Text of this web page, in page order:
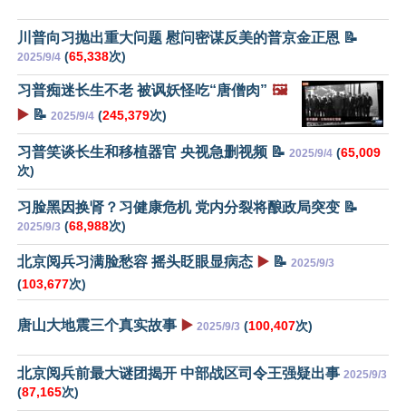
川普向习抛出重大问题 慰问密谋反美的普京金正恩 📝
2025/9/4 (65,338次)
习普痴迷长生不老 被讽妖怪吃“唐僧肉” 🖼️
▶️ 📝 2025/9/4 (245,379次)
习普笑谈长生和移植器官 央视急删视频 📝 2025/9/4 (65,009
次)
习脸黑因换肾？习健康危机 党内分裂将酿政局突变 📝
2025/9/3 (68,988次)
北京阅兵习满脸愁容 摇头眨眼显病态 ▶️ 📝 2025/9/3
(103,677次)
唐山大地震三个真实故事 ▶️ 2025/9/3 (100,407次)
北京阅兵前最大谜团揭开 中部战区司令王强疑出事 2025/9/3
(87,165次)